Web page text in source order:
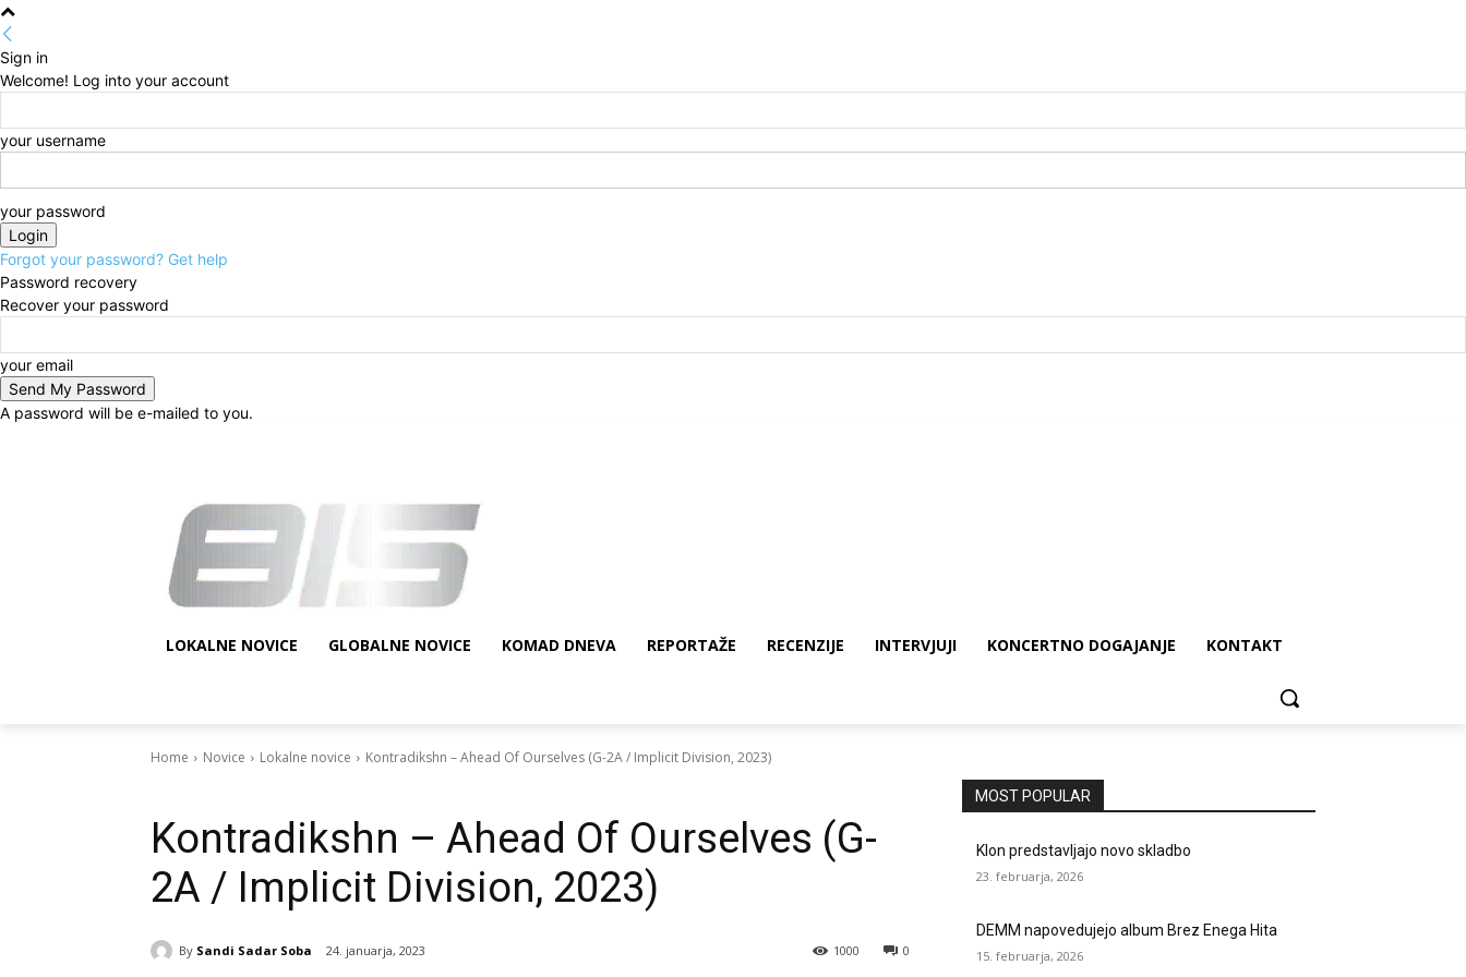
Sign in
Welcome! Log into your account
your username
your password
Forgot your password? Get help
Password recovery
Recover your password
your email
A password will be e-mailed to you.
LOKALNE NOVICE GLOBALNE NOVICE KOMAD DNEVA REPORTAŽE RECENZIJE INTERVJUJI KONCERTNO DOGAJANJE KONTAKT
Home Novice Lokalne novice Kontradikshn – Ahead Of Ourselves (G-2A / Implicit Division, 2023)
Kontradikshn – Ahead Of Ourselves (G-
2A / Implicit Division, 2023)
By Sandi Sadar Soba 24. januarja, 2023 0
1000
MOST POPULAR
Klon predstavljajo novo skladbo
23. februarja, 2026
DEMM napovedujejo album Brez Enega Hita
15. februarja, 2026